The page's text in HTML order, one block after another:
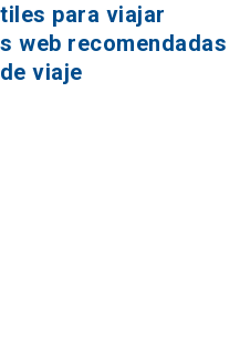
para viajar
web recomendadas
viaje